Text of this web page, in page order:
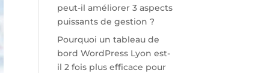
peut-il améliorer 3 aspects
puissants de gestion ?
Pourquoi un tableau de
bord WordPress Lyon est-
il 2 fois plus efficace pour